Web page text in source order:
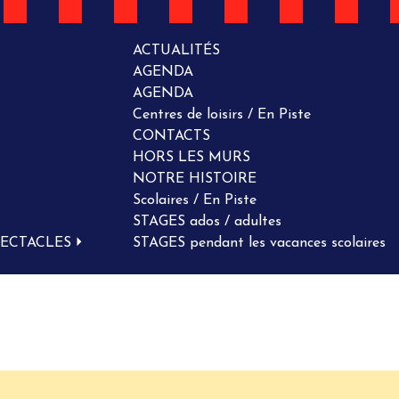
ACTUALITÉS
AGENDA
AGENDA
Centres de loisirs / En Piste
CONTACTS
HORS LES MURS
NOTRE HISTOIRE
Scolaires / En Piste
STAGES ados / adultes
STAGES pendant les vacances scolaires